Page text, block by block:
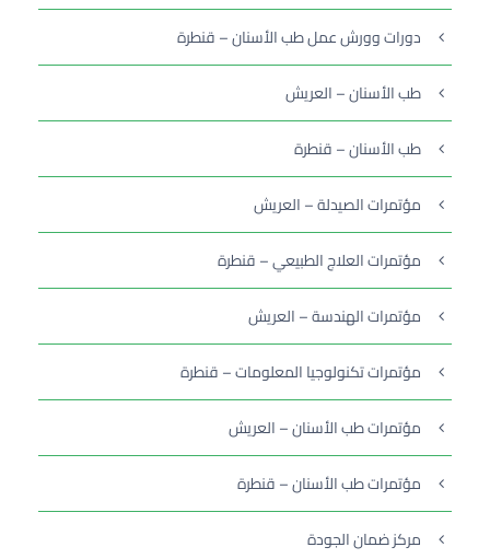
دورات وورش عمل طب الأسنان – قنطرة
طب الأسنان – العريش
طب الأسنان – قنطرة
مؤتمرات الصيدلة – العريش
مؤتمرات العلاج الطبيعي – قنطرة
مؤتمرات الهندسة – العريش
مؤتمرات تكنولوجيا المعلومات – قنطرة
مؤتمرات طب الأسنان – العريش
مؤتمرات طب الأسنان – قنطرة
مركز ضمان الجودة